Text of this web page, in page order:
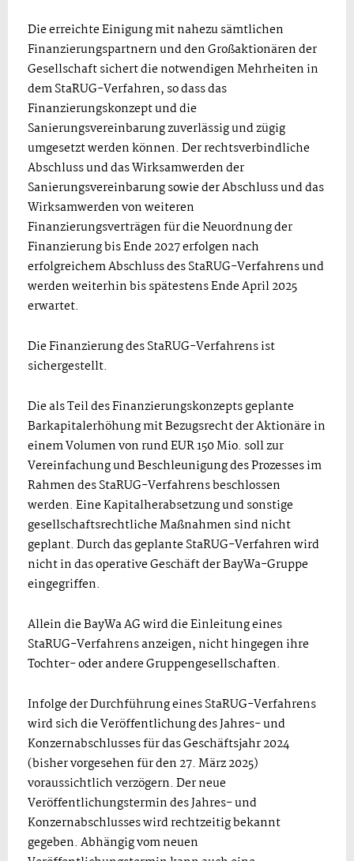
Die erreichte Einigung mit nahezu sämtlichen
Finanzierungspartnern und den Großaktionären der
Gesellschaft sichert die notwendigen Mehrheiten in
dem StaRUG-Verfahren, so dass das
Finanzierungskonzept und die
Sanierungsvereinbarung zuverlässig und zügig
umgesetzt werden können. Der rechtsverbindliche
Abschluss und das Wirksamwerden der
Sanierungsvereinbarung sowie der Abschluss und das
Wirksamwerden von weiteren
Finanzierungsverträgen für die Neuordnung der
Finanzierung bis Ende 2027 erfolgen nach
erfolgreichem Abschluss des StaRUG-Verfahrens und
werden weiterhin bis spätestens Ende April 2025
erwartet.
Die Finanzierung des StaRUG-Verfahrens ist
sichergestellt.
Die als Teil des Finanzierungskonzepts geplante
Barkapitalerhöhung mit Bezugsrecht der Aktionäre in
einem Volumen von rund EUR 150 Mio. soll zur
Vereinfachung und Beschleunigung des Prozesses im
Rahmen des StaRUG-Verfahrens beschlossen
werden. Eine Kapitalherabsetzung und sonstige
gesellschaftsrechtliche Maßnahmen sind nicht
geplant. Durch das geplante StaRUG-Verfahren wird
nicht in das operative Geschäft der BayWa-Gruppe
eingegriffen.
Allein die BayWa AG wird die Einleitung eines
StaRUG-Verfahrens anzeigen, nicht hingegen ihre
Tochter- oder andere Gruppengesellschaften.
Infolge der Durchführung eines StaRUG-Verfahrens
wird sich die Veröffentlichung des Jahres- und
Konzernabschlusses für das Geschäftsjahr 2024
(bisher vorgesehen für den 27. März 2025)
voraussichtlich verzögern. Der neue
Veröffentlichungstermin des Jahres- und
Konzernabschlusses wird rechtzeitig bekannt
gegeben. Abhängig vom neuen